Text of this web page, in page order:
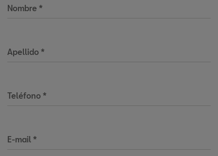
Nombre *
Apellido *
Teléfono *
E-mail *